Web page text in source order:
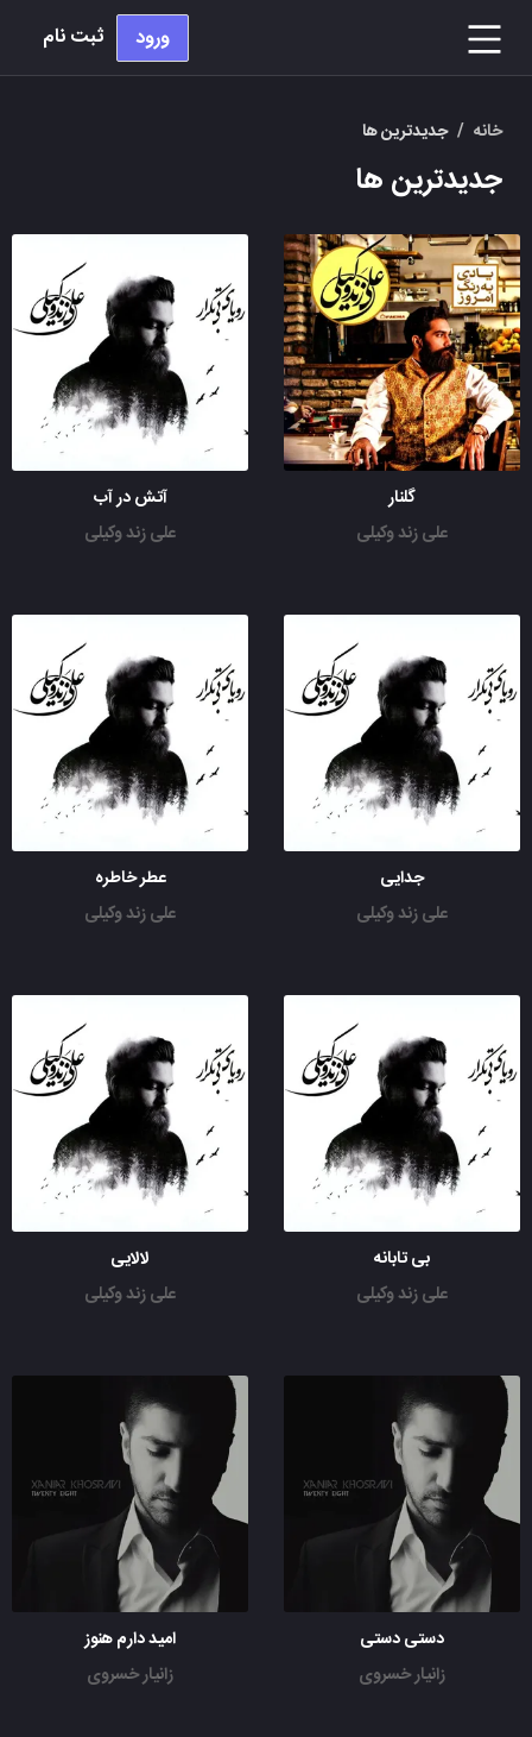
ورود ثبت نام
خانه / جدیدترین ها
جدیدترین ها
گلنار
علی زند وکیلی
آتش در آب
علی زند وکیلی
جدایی
علی زند وکیلی
عطر خاطره
علی زند وکیلی
بی تابانه
علی زند وکیلی
لالایی
علی زند وکیلی
دستی دستی
زانیار خسروی
امید دارم هنوز
زانیار خسروی